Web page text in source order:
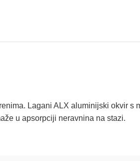
Lagani ALX aluminijski okvir s
u apsorpciji neravnina na stazi.